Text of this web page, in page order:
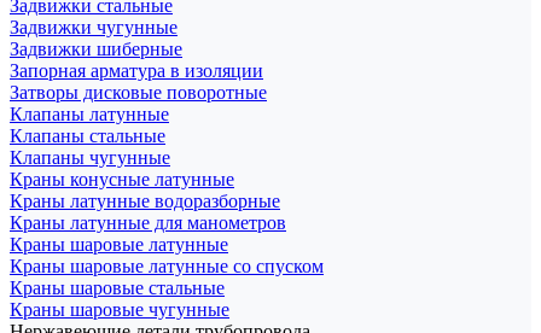
Задвижки стальные
Задвижки чугунные
Задвижки шиберные
Запорная арматура в изоляции
Затворы дисковые поворотные
Клапаны латунные
Клапаны стальные
Клапаны чугунные
Краны конусные латунные
Краны латунные водоразборные
Краны латунные для манометров
Краны шаровые латунные
Краны шаровые латунные со спуском
Краны шаровые стальные
Краны шаровые чугунные